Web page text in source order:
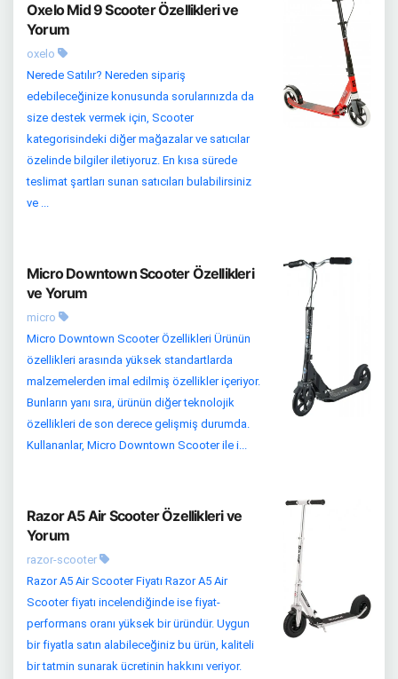
Oxelo Mid 9 Scooter Özellikleri ve
Yorum
oxelo
Nerede Satılır? Nereden sipariş
edebileceğinize konusunda sorularınızda da
size destek vermek için, Scooter
kategorisindeki diğer mağazalar ve satıcılar
özelinde bilgiler iletiyoruz. En kısa sürede
teslimat şartları sunan satıcıları bulabilirsiniz
ve ...
Micro Downtown Scooter Özellikleri
ve Yorum
micro
Micro Downtown Scooter Özellikleri Ürünün
özellikleri arasında yüksek standartlarda
malzemelerden imal edilmiş özellikler içeriyor.
Bunların yanı sıra, ürünün diğer teknolojik
özellikleri de son derece gelişmiş durumda.
Kullananlar, Micro Downtown Scooter ile i...
Razor A5 Air Scooter Özellikleri ve
Yorum
razor-scooter
Razor A5 Air Scooter Fiyatı Razor A5 Air
Scooter fiyatı incelendiğinde ise fiyat-
performans oranı yüksek bir üründür. Uygun
bir fiyatla satın alabileceğiniz bu ürün, kaliteli
bir tatmin sunarak ücretinin hakkını veriyor.